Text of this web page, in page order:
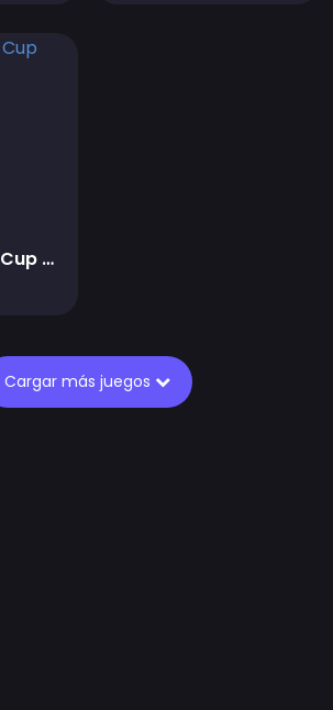
Hockey World Cup 2024
Cargar más juegos